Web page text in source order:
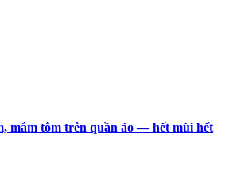
mắm tôm trên quần áo — hết mùi hết